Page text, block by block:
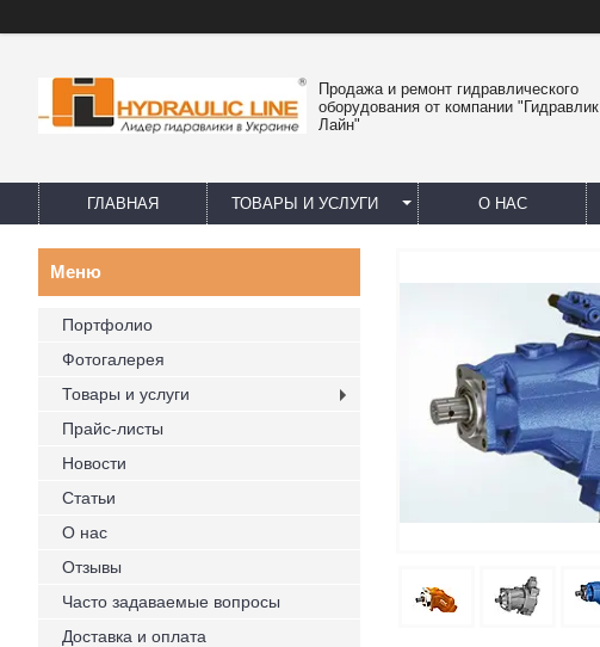
Продажа и ремонт гидравлического
оборудования от компании "Гидравлик
Лайн"
ГЛАВНАЯ ТОВАРЫ И УСЛУГИ О НАС
Портфолио
Фотогалерея
Товары и услуги
Прайс-листы
Новости
Статьи
О нас
Отзывы
Часто задаваемые вопросы
Доставка и оплата